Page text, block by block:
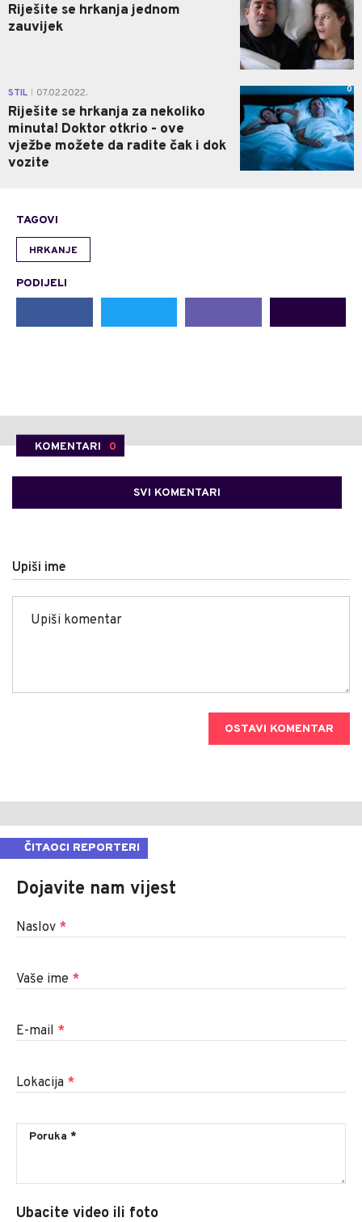
Riješite se hrkanja jednom
zauvijek
STIL 07.02.2022.
Riješite se hrkanja za nekoliko
minuta! Doktor otkrio - ove
vježbe možete da radite čak i dok
vozite
0
TAGOVI
HRKANJE
PODIJELI
KOMENTARI 0
SVI KOMENTARI
Upiši ime
OSTAVI KOMENTAR
ČITAOCI REPORTERI
Dojavite nam vijest
Naslov *
Vaše ime *
E-mail *
Lokacija *
Ubacite video ili foto